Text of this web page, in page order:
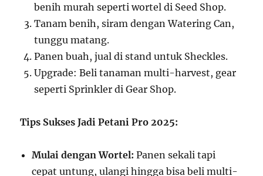
benih murah seperti wortel di Seed Shop.
Tanam benih, siram dengan Watering Can,
tunggu matang.
Panen buah, jual di stand untuk Sheckles.
Upgrade: Beli tanaman multi-harvest, gear
seperti Sprinkler di Gear Shop.
Tips Sukses Jadi Petani Pro 2025:
Mulai dengan Wortel: Panen sekali tapi
cepat untung, ulangi hingga bisa beli multi-